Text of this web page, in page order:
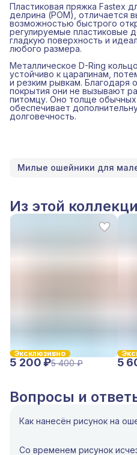
Пластиковая пряжка Fastex
делрина (POM), отличается
возможностью быстрого
регулируемые пластиковые
гладкую поверхность и
любого размера.
Металлическое D-Ring
устойчиво к царапинам,
и резким рывкам. Благодаря
покрытия они не вызывают
питомцу. Оно толще
обеспечивает
долговечность.
Милые ошейники для
Из этой
Эксклюзивно
5 200 ₽5 400 ₽ 5
Вопросы и
Как нанесён рисунок на
непосредственно в
Со временем рисунок